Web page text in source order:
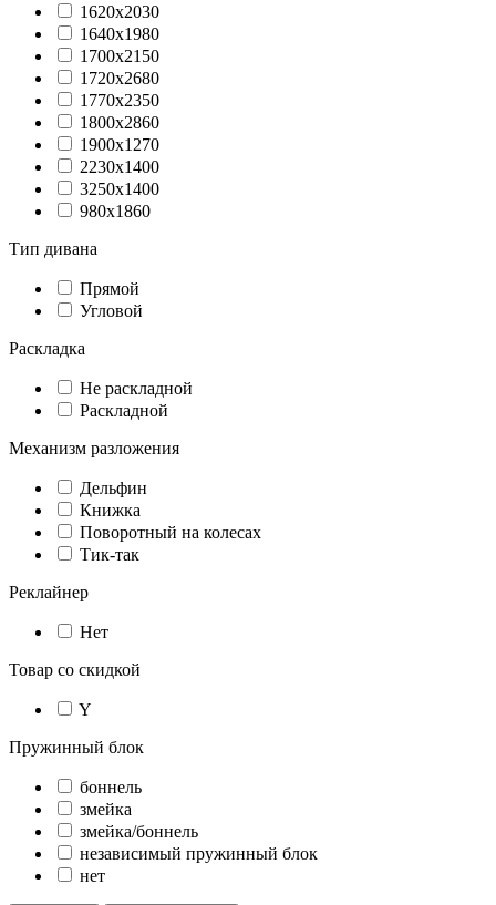
1620х2030
1640х1980
1700х2150
1720х2680
1770x2350
1800х2860
1900х1270
2230x1400
3250x1400
980х1860
Тип дивана
Прямой
Угловой
Раскладка
Не раскладной
Раскладной
Механизм разложения
Дельфин
Книжка
Поворотный на колесах
Тик-так
Реклайнер
Нет
Товар со скидкой
Y
Пружинный блок
боннель
змейка
змейка/боннель
независимый пружинный блок
нет